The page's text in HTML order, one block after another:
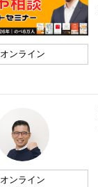
オンライン
オンライン